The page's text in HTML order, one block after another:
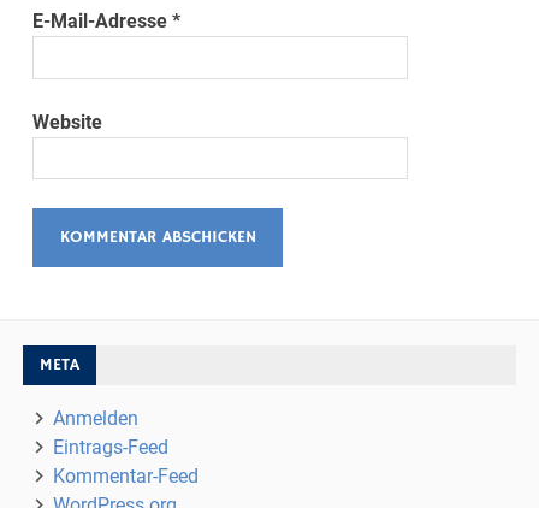
E-Mail-Adresse*
Website
META
Anmelden
Eintrags-Feed
Kommentar-Feed